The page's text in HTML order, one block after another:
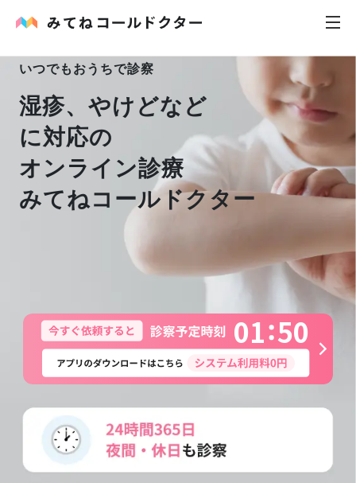
内科
小児科
花粉症
お知らせ
よくあるご質問
いつでもおうちで診察
湿疹、やけどなど
に対応の
オンライン診療
みてねコールドクター
01 50